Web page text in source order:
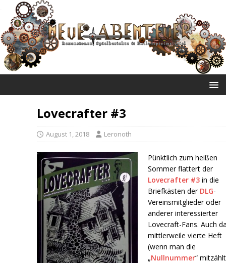
Lovecrafter #3
August 1, 2018 Leronoth
Pünktlich zum heißen
Sommer flattert der
Lovecrafter #3 in die
Briefkästen der DLG-
Vereinsmitglieder oder
anderer interessierter
Lovecraft-Fans. Auch
mittlerweile vierte Heft
(wenn man die
„Nullnummer“